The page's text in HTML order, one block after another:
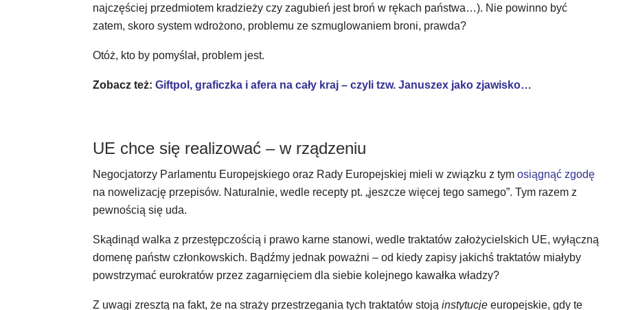
najczęściej przedmiotem kradzieży czy zagubień jest broń w rękach państwa…). Nie powinno być
zatem, skoro system wdrożono, problemu ze szmuglowaniem broni, prawda?
Otóż, kto by pomyślał, problem jest.
Zobacz też: Giftpol, graficzka i afera na cały kraj – czyli tzw. Januszex jako zjawisko…
UE chce się realizować – w rządzeniu
Negocjatorzy Parlamentu Europejskiego oraz Rady Europejskiej mieli w związku z tym osiągnąć zgodę
na nowelizację przepisów. Naturalnie, wedle recepty pt. „jeszcze więcej tego samego”. Tym razem z
pewnością się uda.
Skądinąd walka z przestępczością i prawo karne stanowi, wedle traktatów założycielskich UE, wyłączną
domenę państw członkowskich. Bądźmy jednak poważni – od kiedy zapisy jakichś traktatów miałyby
powstrzymać eurokratów przez zagarnięciem dla siebie kolejnego kawałka władzy?
Z uwagi zresztą na fakt, że na straży przestrzegania tych traktatów stoją instytucje europejskie, gdy te